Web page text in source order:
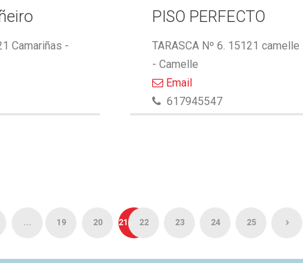
Camariñas -
PISO PERFECTO
TARASCA Nº 6. 15121 camelle
- Camelle
Email
617945547
... 19 20 21 22 23 24 25